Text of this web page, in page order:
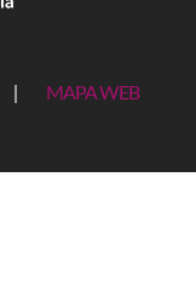
MAPA WEB